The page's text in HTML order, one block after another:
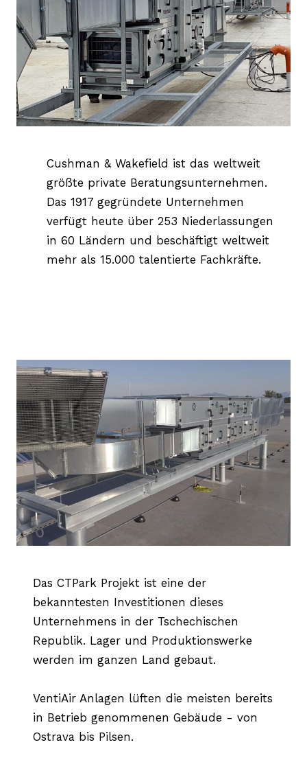
399
Cushman & Wakefield ist das weltweit
größte private Beratungsunternehmen.
Das 1917 gegründete Unternehmen
verfügt heute über 253 Niederlassungen
in 60 Ländern und beschäftigt weltweit
mehr als 15.000 talentierte Fachkräfte.
Das CTPark Projekt ist eine der
bekanntesten Investitionen dieses
Unternehmens in der Tschechischen
Republik. Lager und Produktionswerke
werden im ganzen Land gebaut.
VentiAir Anlagen lüften die meisten bereits
in Betrieb genommenen Gebäude - von
Ostrava bis Pilsen.